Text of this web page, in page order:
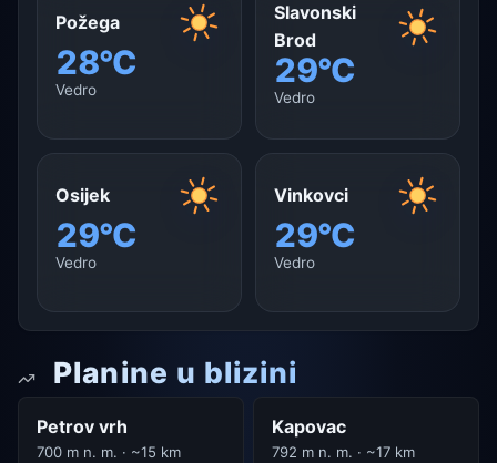
Požega
28°C
Vedro
Slavonski
Brod
29°C
Vedro
Osijek
29°C
Vedro
Vinkovci
29°C
Vedro
Planine u blizini
Petrov vrh
700 m n. m. · ~15 km
Kapovac
792 m n. m. · ~17 km